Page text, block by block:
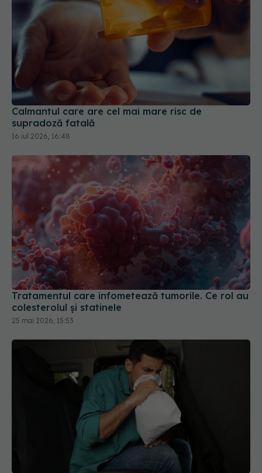
Calmantul care are cel mai mare risc de
supradoză fatală
16 iul 2026, 16:48
Tratamentul care înfometează tumorile. Ce rol au
colesterolul și statinele
25 mai 2026, 15:53
Zece soluții rapide care pot calma senzația de
greață în câteva minute